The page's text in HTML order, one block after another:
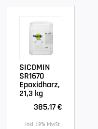
SICOMIN
SR1670
Epoxidharz,
21,3 kg
385,17 €
Inkl. 19% MwSt.,